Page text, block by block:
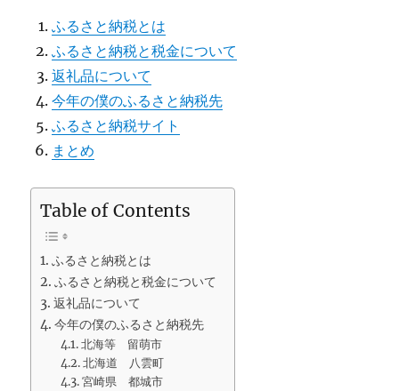
ふるさと納税とは
ふるさと納税と税金について
返礼品について
今年の僕のふるさと納税先
ふるさと納税サイト
まとめ
Table of Contents
ふるさと納税とは
ふるさと納税と税金について
返礼品について
今年の僕のふるさと納税先
北海等 留萌市
北海道 八雲町
宮崎県 都城市